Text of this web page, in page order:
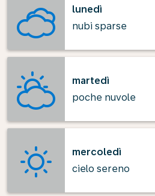
lunedì
nubi sparse
martedì
poche nuvole
mercoledì
cielo sereno